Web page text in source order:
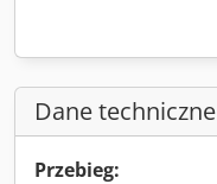
Dane techniczne
Przebieg: